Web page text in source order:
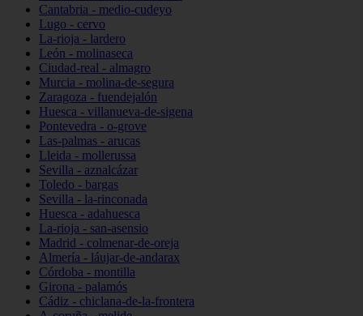
Cantabria - medio-cudeyo
Lugo - cervo
La-rioja - lardero
León - molinaseca
Ciudad-real - almagro
Murcia - molina-de-segura
Zaragoza - fuendejalón
Huesca - villanueva-de-sigena
Pontevedra - o-grove
Las-palmas - arucas
Lleida - mollerussa
Sevilla - aznalcázar
Toledo - bargas
Sevilla - la-rinconada
Huesca - adahuesca
La-rioja - san-asensio
Madrid - colmenar-de-oreja
Almería - láujar-de-andarax
Córdoba - montilla
Girona - palamós
Cádiz - chiclana-de-la-frontera